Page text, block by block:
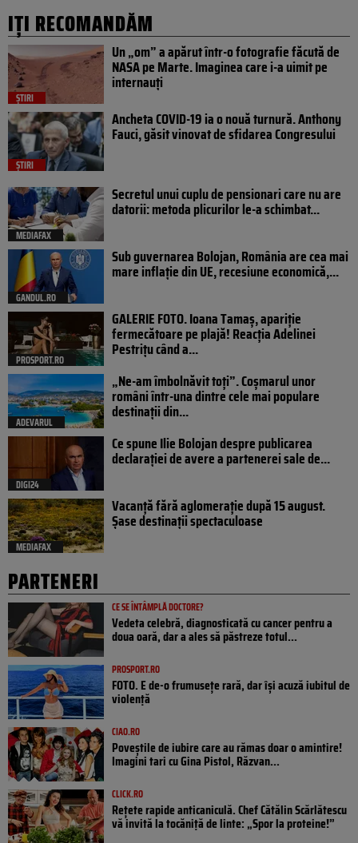
IȚI RECOMANDĂM
ȘTIRI
Un „om” a apărut într-o fotografie făcută de
NASA pe Marte. Imaginea care i-a uimit pe
internauți
ȘTIRI
Ancheta COVID-19 ia o nouă turnură. Anthony
Fauci, găsit vinovat de sfidarea Congresului
MEDIAFAX
Secretul unui cuplu de pensionari care nu are
datorii: metoda plicurilor le-a schimbat...
GANDUL.RO
Sub guvernarea Bolojan, România are cea mai
mare inflație din UE, recesiune economică,...
PROSPORT.RO
GALERIE FOTO. Ioana Tamaş, apariție
fermecătoare pe plajă! Reacția Adelinei
Pestrițu când a...
ADEVARUL
„Ne-am îmbolnăvit toți”. Coșmarul unor
români într-una dintre cele mai populare
destinații din...
DIGI24
Ce spune Ilie Bolojan despre publicarea
declarației de avere a partenerei sale de...
MEDIAFAX
Vacanță fără aglomerație după 15 august.
Șase destinații spectaculoase
PARTENERI
CE SE ÎNTÂMPLĂ DOCTORE?
Vedeta celebră, diagnosticată cu cancer pentru a
doua oară, dar a ales să păstreze totul...
PROSPORT.RO
FOTO. E de-o frumusețe rară, dar își acuză iubitul de
violență
CIAO.RO
Poveştile de iubire care au rămas doar o amintire!
Imagini tari cu Gina Pistol, Răzvan...
CLICK.RO
Rețete rapide anticaniculă. Chef Cătălin Scărlătescu
vă invită la tocăniță de linte: „Spor la proteine!”